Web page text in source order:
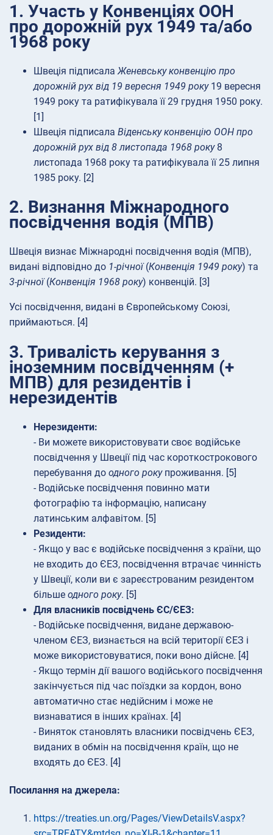
1. Участь у Конвенціях ООН
про дорожній рух 1949 та/або
1968 року
Швеція підписалаЖеневську конвенцію про
дорожній рух від 19 вересня 1949 року19 вересня
1949 року та ратифікувала її 29 грудня 1950 року.
[1]
Швеція підписала Віденську конвенцію ООН про
дорожній рух від 8 листопада 1968 року8
листопада 1968 року та ратифікувала її 25 липня
1985 року. [2]
2. Визнання Міжнародного
посвідчення водія (МПВ)
Швеція визнає Міжнародні посвідчення водія (МПВ),
видані відповідно до 1-річної(Конвенція 1949 року) та
3-річної(Конвенція 1968 року) конвенцій. [3]
Усі посвідчення, видані в Європейському Союзі,
приймаються. [4]
3. Тривалість керування з
іноземним посвідченням (+
МПВ) для резидентів і
нерезидентів
Нерезиденти:
- Ви можете використовувати своє водійське
посвідчення у Швеції під час короткострокового
перебування до одного рокупроживання. [5]
- Водійське посвідчення повинно мати
фотографію та інформацію, написану
латинським алфавітом. [5]
Резиденти:
- Якщо у вас є водійське посвідчення з країни, що
не входить до ЄЕЗ, посвідчення втрачає чинність
у Швеції, коли ви є зареєстрованим резидентом
більше одного року. [5]
Для власників посвідчень ЄС/ЄЕЗ:
- Водійське посвідчення, видане державою-
членом ЄЕЗ, визнається на всій території ЄЕЗ і
може використовуватися, поки воно дійсне. [4]
- Якщо термін дії вашого водійського посвідчення
закінчується під час поїздки за кордон, воно
автоматично стає недійсним і може не
визнаватися в інших країнах. [4]
- Виняток становлять власники посвідчень ЄЕЗ,
виданих в обмін на посвідчення країн, що не
входять до ЄЕЗ. [4]
Посилання на джерела:
https://treaties.un.org/Pages/ViewDetailsV.aspx?